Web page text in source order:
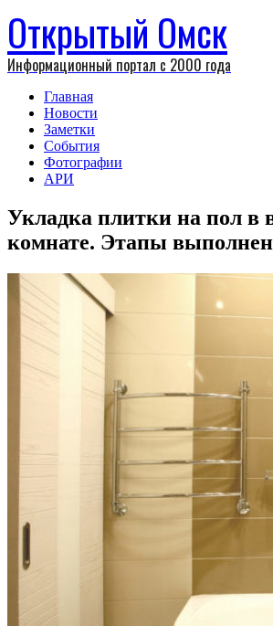
Открытый Омск
Информационный портал с 2000 года
Главная
Новости
Заметки
События
Фотографии
АРИ
Укладка плитки на пол в
комнате. Этапы